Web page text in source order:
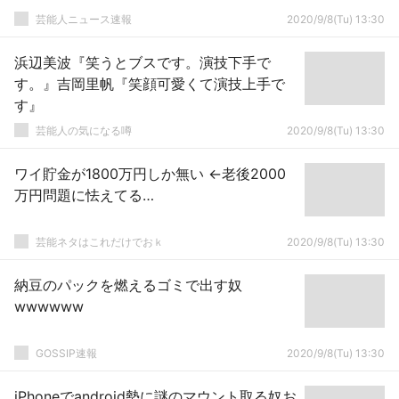
芸能人ニュース速報 2020/9/8(Tu) 13:30
浜辺美波『笑うとブスです。演技下手で
す。』吉岡里帆『笑顔可愛くて演技上手で
す』
芸能人の気になる噂 2020/9/8(Tu) 13:30
ワイ貯金が1800万円しか無い ←老後2000
万円問題に怯えてる…
芸能ネタはこれだけでおｋ 2020/9/8(Tu) 13:30
納豆のパックを燃えるゴミで出す奴
wwwwww
GOSSIP速報 2020/9/8(Tu) 13:30